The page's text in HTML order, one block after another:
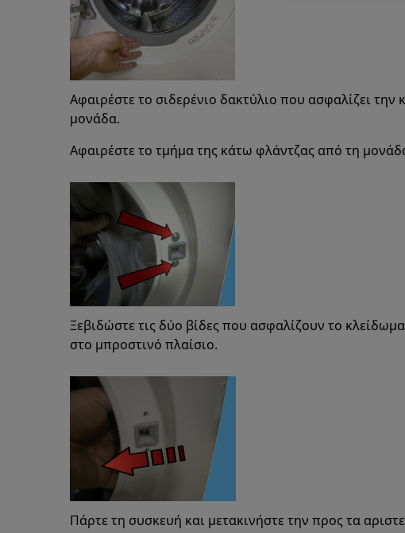
Αφαιρέστε το σιδερένιο δακτύλιο που ασφαλίζει
μονάδα.
Αφαιρέστε το τμήμα της κάτω φλάντζας από τη
Ξεβιδώστε τις δύο βίδες που ασφαλίζουν το
στο μπροστινό πλαίσιο.
Πάρτε τη συσκευή και μετακινήστε την προς τα